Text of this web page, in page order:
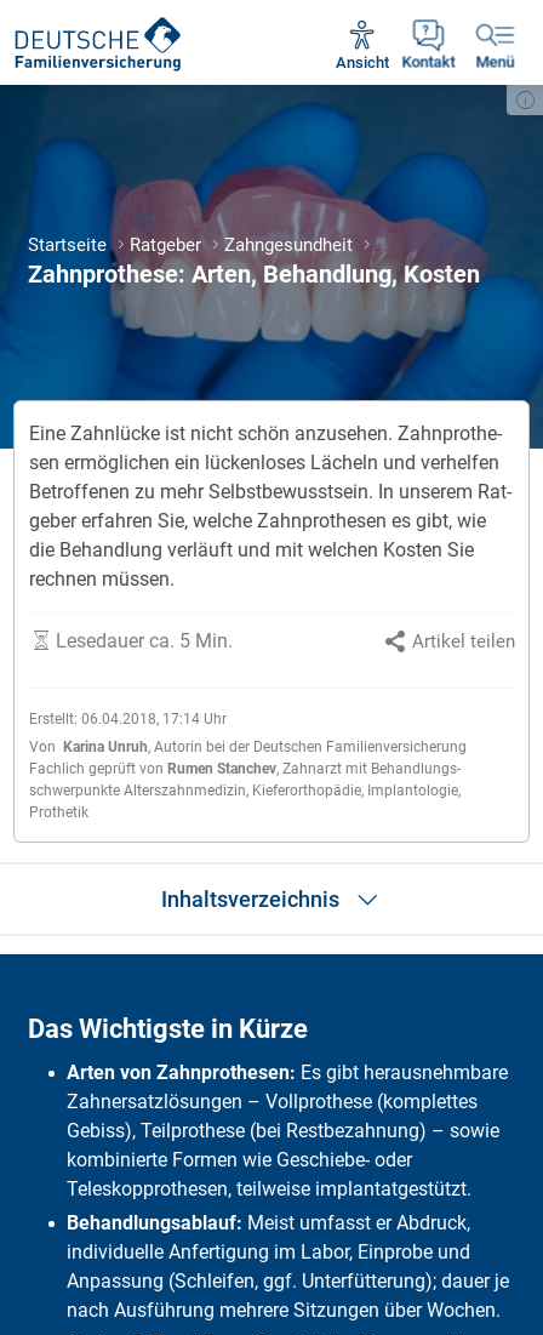
Kontakt
Ansicht Menü
Mo - Fr 09:00 - 18:30 Uhr
Startseite Ratgeber Zahngesundheit
Zahnprothese: Arten, Behandlung, Kosten
Eine Zahn­lücke ist nicht schön an­zu­sehen. Zahn­pro­the­
sen er­mög­li­chen ein lü­cken­lo­ses Lächeln und ver­hel­fen
Be­trof­fe­nen zu mehr Selbst­be­wusst­sein. In un­se­rem Rat­
ge­ber er­fah­ren Sie, wel­che Zahn­pro­the­sen es gibt, wie
die Be­hand­lung ver­läuft und mit wel­chen Kos­ten Sie
rech­nen müs­sen.
Erstellt: 06.04.2018, 17:14Uhr
Von
Karina Unruh, Autorin bei der Deutschen Familienversicherung
Fachlich geprüft von Rumen Stanchev, Zahnarzt mit Behandlungs­
schwerpunkte Alters­zahnmedizin, Kiefer­orthopädie, Implantologie,
Prothetik
Lesedauer ca. 5 Min. Artikel teilen
Inhaltsverzeichnis
So verläuft die Behandlung bei einer Zahnprothese
Was kostet eine Zahnprothese?
Welche Kosten übernimmt die gesetzliche Krankenversicherung?
Tipps für die optimale Prothesenreinigung
Das Wichtigste in Kürze
Arten von Zahnprothesen: Es gibt herausnehmbare
Zahnersatzlösungen – Vollprothese (komplettes
Gebiss), Teilprothese (bei Restbezahnung) – sowie
kombinierte Formen wie Geschiebe- oder
Teleskopprothesen, teilweise implantatgestützt.
Behandlungsablauf: Meist umfasst er Abdruck,
individuelle Anfertigung im Labor, Einprobe und
Anpassung (Schleifen, ggf. Unterfütterung); dauer je
nach Ausführung mehrere Sitzungen über Wochen.